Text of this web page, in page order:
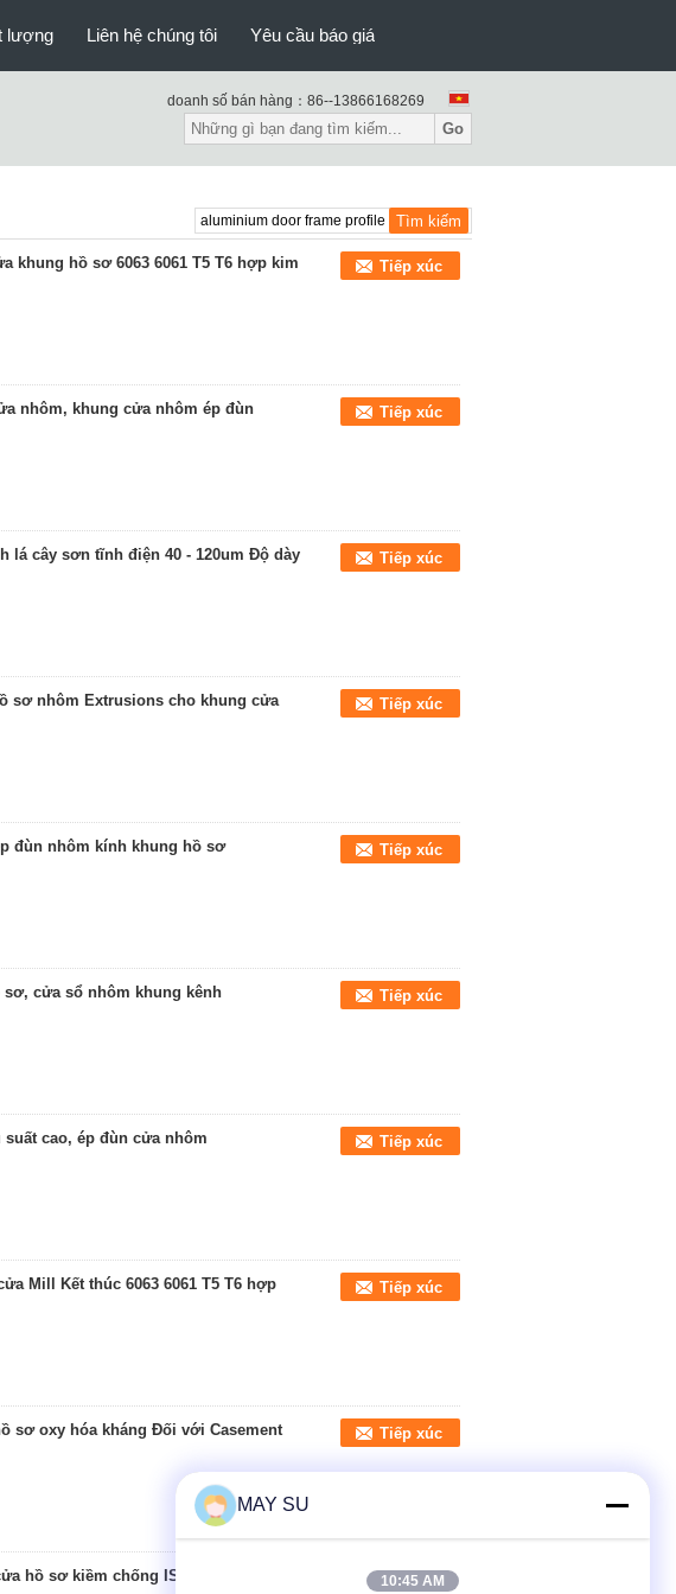
lượng Liên hệ chúng tôi Yêu cầu báo giá
doanh số bán hàng： 86--13866168269
Go
khung hồ sơ 6063 6061 T5 T6 hợp kim
Tiếp xúc
nhôm, khung cửa nhôm ép đùn Tiếp xúc
lá cây sơn tĩnh điện 40 - 120um Độ dày
Tiếp xúc
sơ nhôm Extrusions cho khung cửa Tiếp xúc
đùn nhôm kính khung hồ sơ Tiếp xúc
cửa sổ nhôm khung kênh Tiếp xúc
cao, ép đùn cửa nhôm Tiếp xúc
Mill Kết thúc 6063 6061 T5 T6 hợp
Tiếp xúc
sơ oxy hóa kháng Đối với Casement Tiếp xúc
hồ sơ kiềm chống ISO9001 chứng
Tiếp xúc
MAY SU
10:45 AM